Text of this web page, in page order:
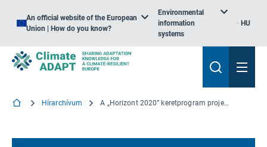
An official website of the European
Union | How do you know?
Environmental
information
systems
HU
Hírarchívum A „Horizont 2020” keretprogram projektjeinek felvétele a Climate-ADAPT-ba